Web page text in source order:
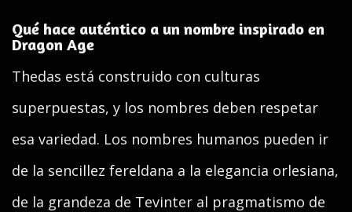
Qué hace auténtico a un nombre inspirado en
Dragon Age
Thedas está construido con culturas
superpuestas, y los nombres deben respetar
esa variedad. Los nombres humanos pueden ir
de la sencillez fereldana a la elegancia orlesiana,
de la grandeza de Tevinter al pragmatismo de